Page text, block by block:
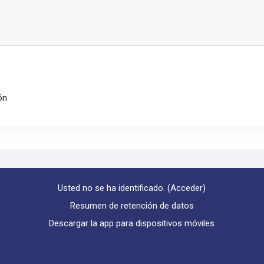
Usted no se ha identificado. (Acceder)
Resumen de retención de datos
Descargar la app para dispositivos móviles